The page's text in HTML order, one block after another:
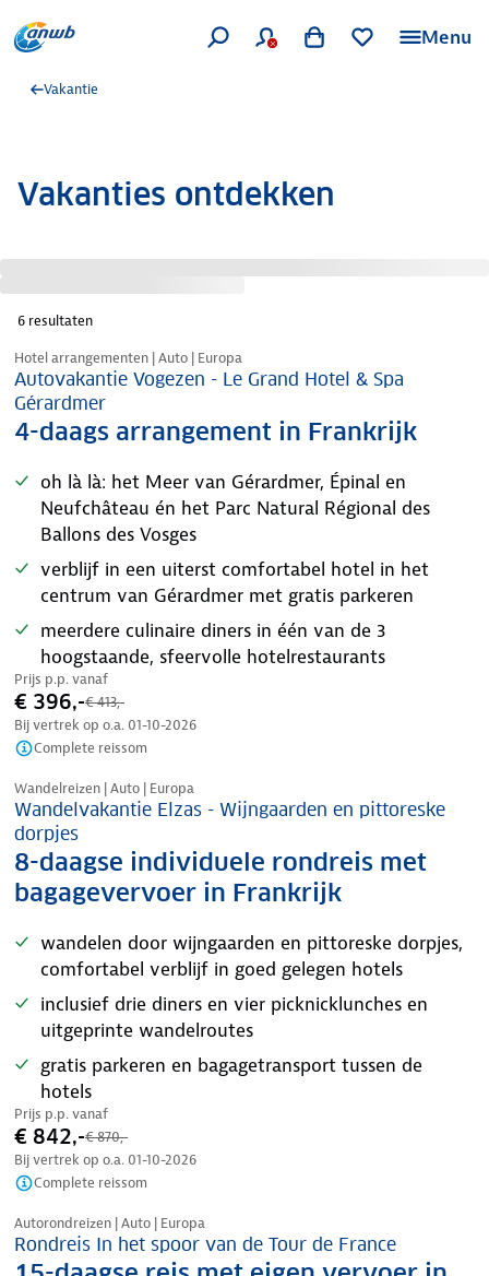
Menu
Vakantie
Vakanties ontdekken
6 resultaten
Nazomer korting
Hotel arrangementen | Auto | Europa
Autovakantie Vogezen - Le Grand Hotel & Spa
Gérardmer
4-daags arrangement in Frankrijk
oh là là: het Meer van Gérardmer, Épinal en
Neufchâteau én het Parc Natural Régional des
Ballons des Vosges
verblijf in een uiterst comfortabel hotel in het
centrum van Gérardmer met gratis parkeren
meerdere culinaire diners in één van de 3
hoogstaande, sfeervolle hotelrestaurants
Prijs p.p. vanaf
€ 396,-€ 413,-
Bij vertrek op o.a. 01-10-2026
Complete reissom
Nazomer korting
Wandelreizen | Auto | Europa
Wandelvakantie Elzas - Wijngaarden en pittoreske
dorpjes
8-daagse individuele rondreis met
bagagevervoer in Frankrijk
wandelen door wijngaarden en pittoreske dorpjes,
comfortabel verblijf in goed gelegen hotels
inclusief drie diners en vier picknicklunches en
uitgeprinte wandelroutes
gratis parkeren en bagagetransport tussen de
hotels
Prijs p.p. vanaf
€ 842,-€ 870,-
Bij vertrek op o.a. 01-10-2026
Complete reissom
Nazomer korting
Autorondreizen | Auto | Europa
Rondreis In het spoor van de Tour de France